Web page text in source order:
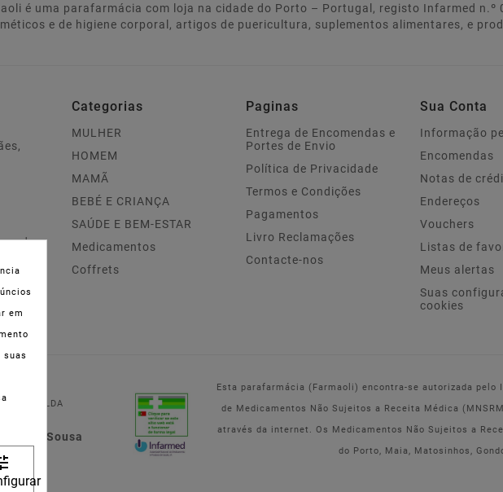
é uma parafarmácia com loja na cidade do Porto – Portugal, registo Infarmed n.º
e de higiene corporal, artigos de puericultura, suplementos alimentares, e
rede
Categorias
MULHER
HOMEM
MAMÃ
BEBÉ E CRIANÇA
SAÚDE E BEM-ESTAR
Medicamentos
Coffrets
Paginas
Entrega de Encomendas e
Portes de Envio
Política de Privacidade
Termos e Condições
Pagamentos
Livro Reclamações
Contacte-nos
Sua Conta
Informação
Encomendas
Notas de
Endereços
Vouchers
Listas de
Meus alertas
Suas
cookies
801 216
Unip. LDA
de Sousa
Esta parafarmácia (Farmaoli) encontra-se autorizada pelo
de Medicamentos Não Sujeitos a Receita Médica
através da internet. Os Medicamentos Não Sujeitos a
do Porto, Maia, Matosinhos,
em
suas